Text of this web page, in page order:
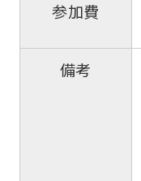
参加費
備考